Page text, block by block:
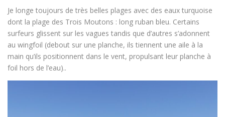
Je longe toujours de très belles plages avec des eaux turquoise
dont la plage des Trois Moutons : long ruban bleu. Certains
surfeurs glissent sur les vagues tandis que d’autres s’adonnent
au wingfoil (debout sur une planche, ils tiennent une aile à la
main qu’ils positionnent dans le vent, propulsant leur planche à
foil hors de l’eau)..